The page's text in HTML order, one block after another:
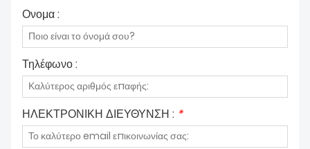
Ονομα :
Τηλέφωνο :
ΗΛΕΚΤΡΟΝΙΚΗ ΔΙΕΥΘΥΝΣΗ : *